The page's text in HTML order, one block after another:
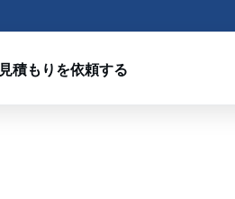
見積もりを依頼する